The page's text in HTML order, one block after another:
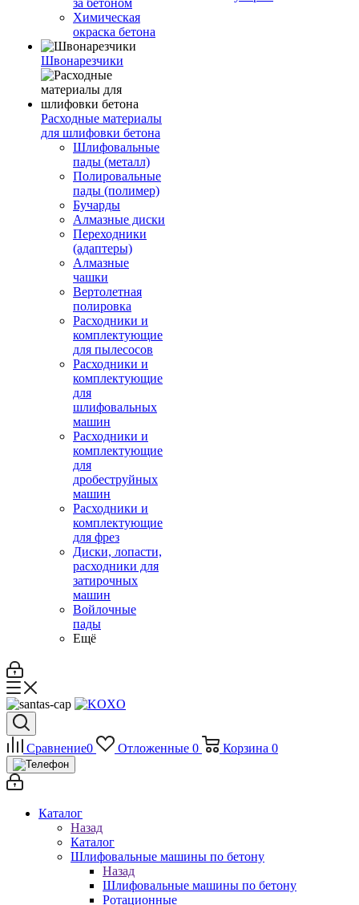
за бетоном
Химическая
окраска бетона
Швонарезчики
Расходные материалы
для шлифовки бетона
Шлифовальные
пады (металл)
Полировальные
пады (полимер)
Бучарды
Алмазные диски
Переходники
(адаптеры)
Алмазные
чашки
Вертолетная
полировка
Расходники и
комплектующие
для пылесосов
Расходники и
комплектующие
для
шлифовальных
машин
Расходники и
комплектующие
для
дробеструйных
машин
Расходники и
комплектующие
для фрез
Диски, лопасти,
расходники для
затирочных
машин
Войлочные
пады
Ещё
Сравнение0 Отложенные 0 Корзина 0
Каталог
Назад
Каталог
Шлифовальные машины по бетону
Назад
Шлифовальные машины по бетону
Ротационные